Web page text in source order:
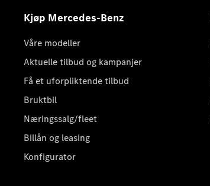
Kjøp Mercedes-Benz
Våre modeller
Aktuelle tilbud og kampanjer
Få et uforpliktende tilbud
Bruktbil
Næringssalg/fleet
Billån og leasing
Konfigurator